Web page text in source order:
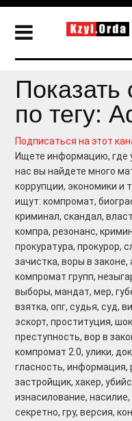
по тегу:
Подписаться на этот
Ищете информацию, где
нас вы найдете много
коррупции, экономики и
ищут: компромат,
криминал, скандал,
компра, резонанс,
прокуратура, прокурор,
зачистка, воры в
компромат групп,
выборы, мандат, мер,
взятка, опг, судья, суд,
эскорт, проституция,
преступность, вор в
компромат 2.0, улики,
гласность, информация,
застройщик, хакер,
изнасилование,
секретно, гру, версия,